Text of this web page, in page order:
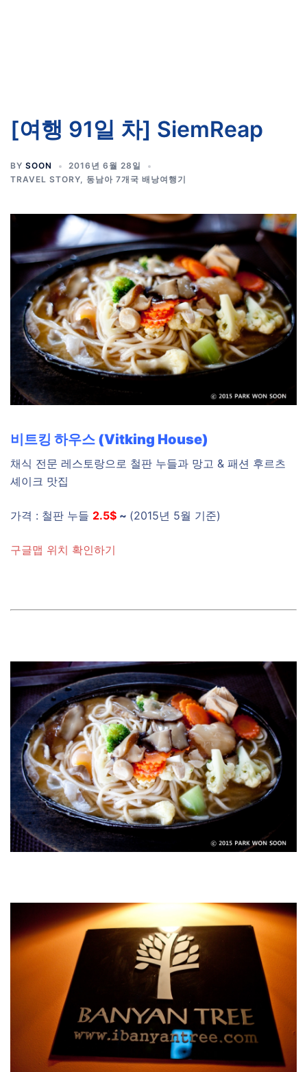
[여행 91일 차] SiemReap
BY SOON
2016년 6월 28일
TRAVEL STORY, 동남아 7개국 배낭여행기
비트킹 하우스 (Vitking House)
채식 전문 레스토랑으로 철판 누들과 망고 & 패션 후르츠
셰이크 맛집
가격 : 철판 누들 2.5$ ~ (2015년 5월 기준)
구글맵 위치 확인하기